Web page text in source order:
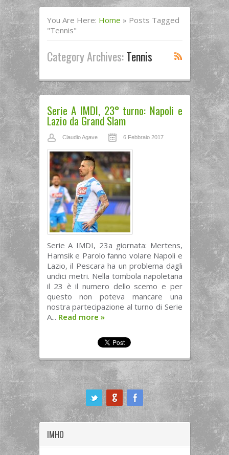
You Are Here: Home » Posts Tagged
"Tennis"
Category Archives:Tennis
Serie A IMDI, 23° turno: Napoli e
Lazio da Grand Slam
Claudio Agave 6 Febbraio 2017
Serie A IMDI, 23a giornata: Mertens,
Hamsik e Parolo fanno volare Napoli e
Lazio, il Pescara ha un problema dagli
undici metri. Nella tombola napoletana
il 23 è il numero dello scemo e per
questo non poteva mancare una
nostra partecipazione al turno di Serie
A... Read more »
IMHO